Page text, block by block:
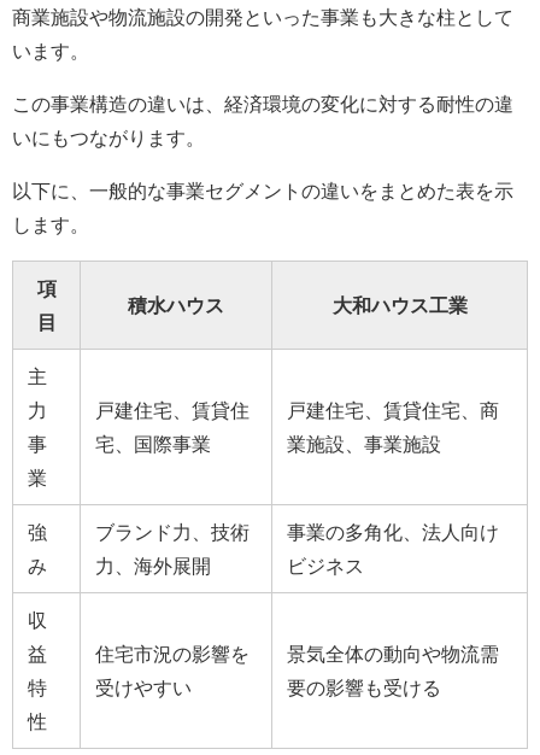
商業施設や物流施設の開発といった事業も大きな柱として
います。
この事業構造の違いは、経済環境の変化に対する耐性の違
いにもつながります。
以下に、一般的な事業セグメントの違いをまとめた表を示
します。
項
目
積水ハウス 大和ハウス工業
主
力
事
業
戸建住宅、賃貸住
宅、国際事業
戸建住宅、賃貸住宅、商
業施設、事業施設
強
み
ブランド力、技術
力、海外展開
事業の多角化、法人向け
ビジネス
収
益
特
性
住宅市況の影響を
受けやすい
景気全体の動向や物流需
要の影響も受ける